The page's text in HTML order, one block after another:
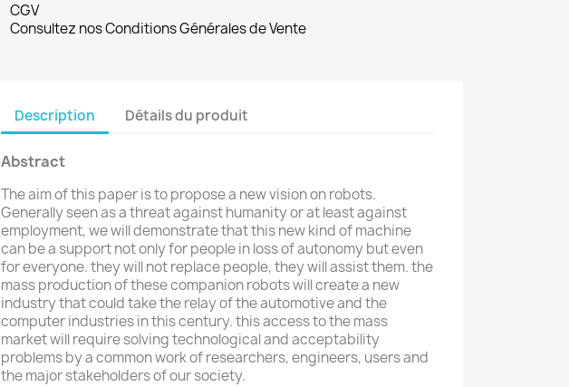
CGV
Consultez nos Conditions Générales de Vente
Description Détails du produit
Abstract
The aim of this paper is to propose a new vision on robots.
Generally seen as a threat against humanity or at least against
employment, we will demonstrate that this new kind of machine
can be a support not only for people in loss of autonomy but even
for everyone. they will not replace people, they will assist them. the
mass production of these companion robots will create a new
industry that could take the relay of the automotive and the
computer industries in this century. this access to the mass
market will require solving technological and acceptability
problems by a common work of researchers, engineers, users and
the major stakeholders of our society.